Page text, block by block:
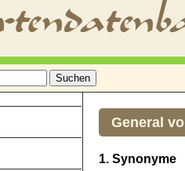
General
1. Synonyme